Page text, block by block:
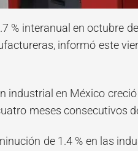
% interanual en octubre
informó este
industrial en México
meses consecutivos
de 1.4 % en las